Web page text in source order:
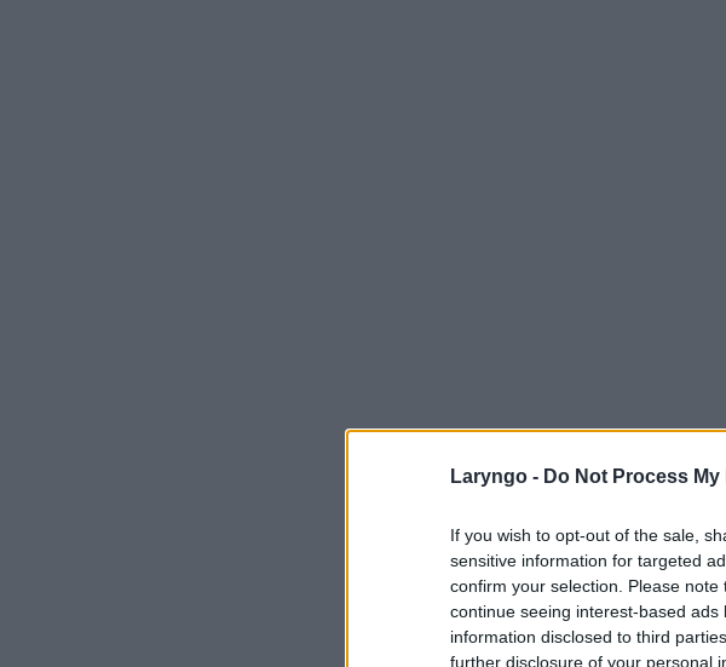
Laryngo - Do Not Process
If you wish to opt-out of the sale,
sensitive information for targeted
confirm your selection. Please
continue seeing interest-based
information disclosed to third
further disclosure of your personal